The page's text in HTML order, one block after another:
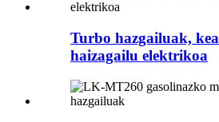
Turbo hazgailuak,
haizagailu elektrikoa